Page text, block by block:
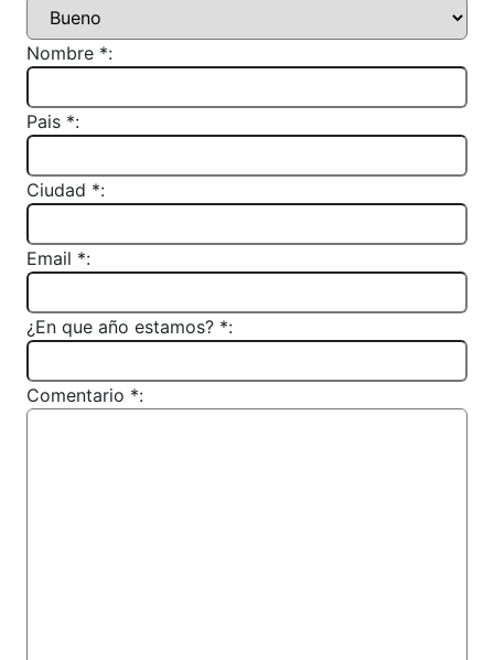
Nombre *:
Pais *:
Ciudad *:
Email *:
¿En que año estamos? *:
Comentario *: